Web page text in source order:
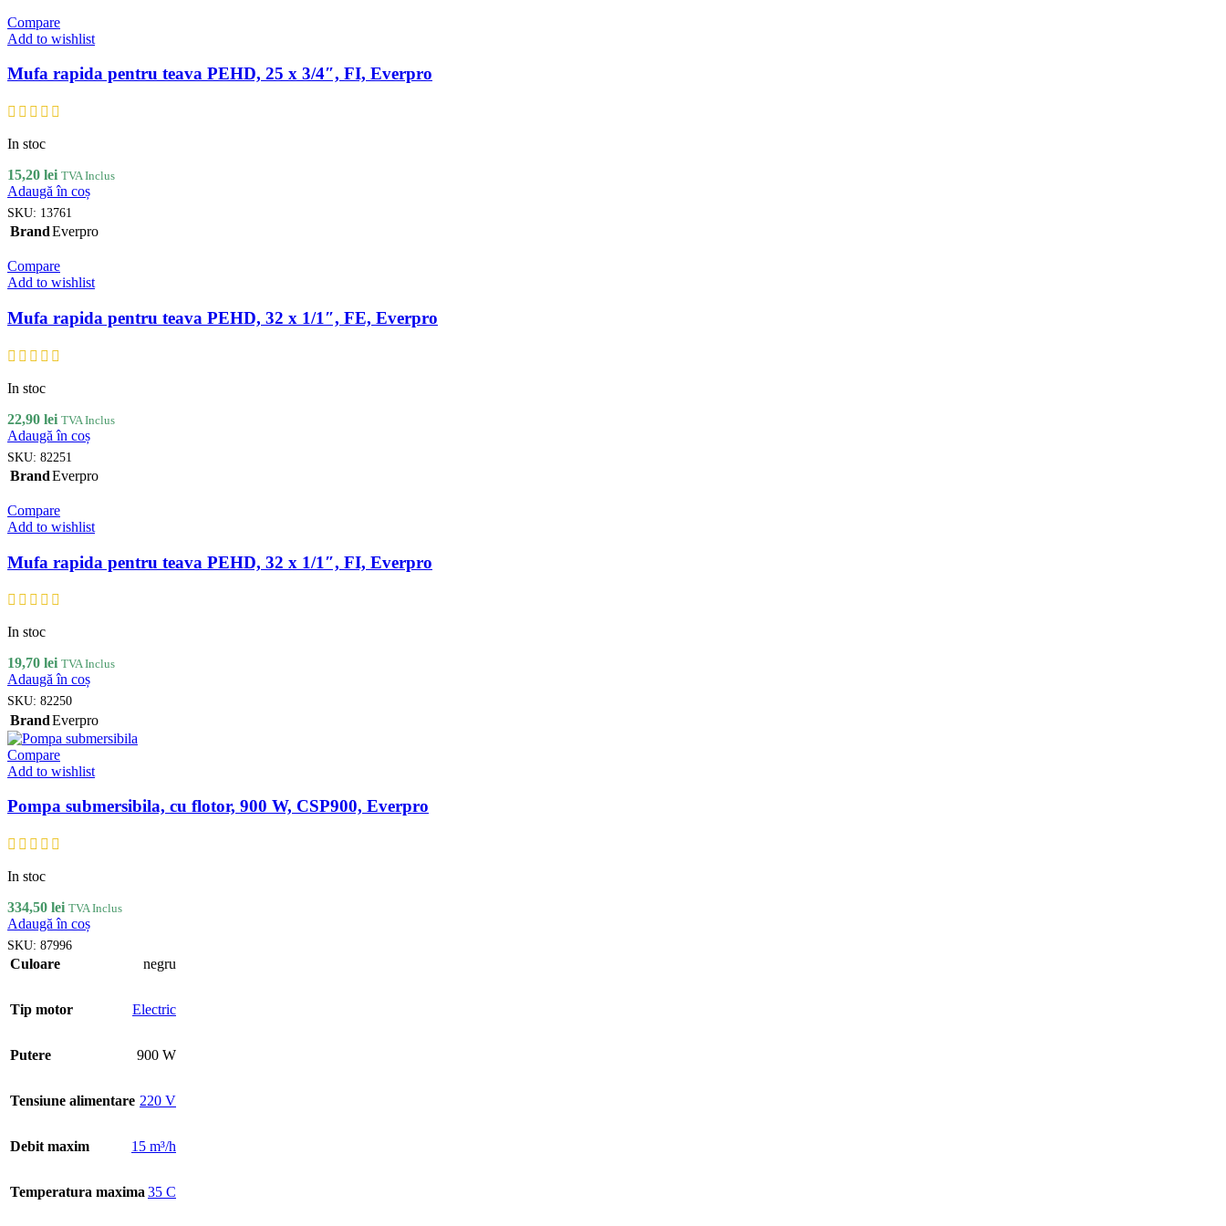
Compare
Add to wishlist
Mufa rapida pentru teava PEHD, 25 x 3/4″, FI, Everpro
In stoc
15,20 lei TVA Inclus
Adaugă în coș
SKU: 13761
BrandEverpro
Compare
Add to wishlist
Mufa rapida pentru teava PEHD, 32 x 1/1″, FE, Everpro
In stoc
22,90 lei TVA Inclus
Adaugă în coș
SKU: 82251
BrandEverpro
Compare
Add to wishlist
Mufa rapida pentru teava PEHD, 32 x 1/1″, FI, Everpro
In stoc
19,70 lei TVA Inclus
Adaugă în coș
SKU: 82250
BrandEverpro
Compare
Add to wishlist
Pompa submersibila, cu flotor, 900 W, CSP900, Everpro
In stoc
334,50 lei TVA Inclus
Adaugă în coș
SKU: 87996
Culoare negru
Tip motor Electric
Putere 900 W
Tensiune alimentare 220 V
Debit maxim 15 m³/h
Temperatura maxima 35 C